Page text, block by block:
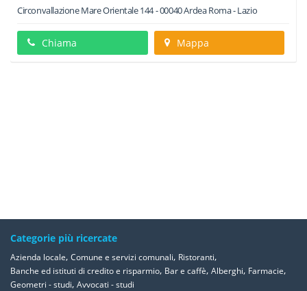
Circonvallazione Mare Orientale 144-00040ArdeaRoma -Lazio
Chiama Mappa
Categorie più ricercate
Azienda locale, Comune e servizi comunali, Ristoranti,
Banche ed istituti di credito e risparmio, Bar e caffè, Alberghi, Farmacie,
Geometri - studi, Avvocati - studi